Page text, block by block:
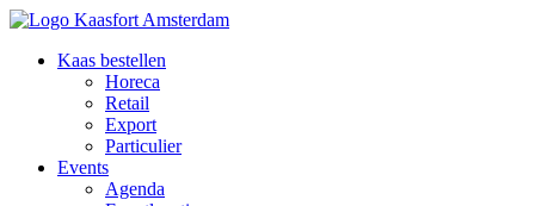
Kaas bestellen
Horeca
Retail
Export
Particulier
Events
Agenda